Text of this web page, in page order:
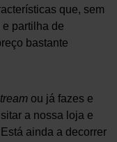
que, sem
partilha de
bastante
ou já fazes e
a nossa loja e
ainda a decorrer